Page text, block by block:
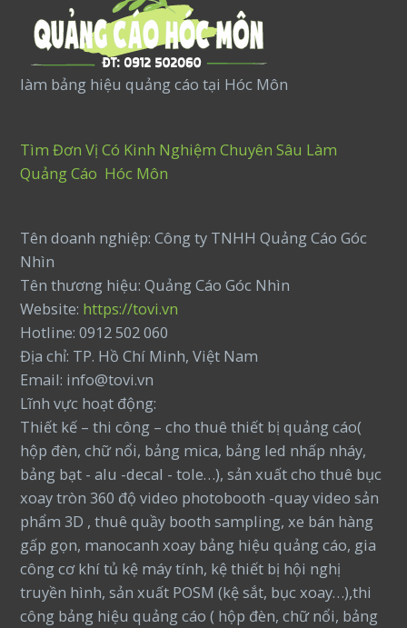
làm bảng hiệu quảng cáo tại Hóc Môn
Tìm Đơn Vị Có Kinh Nghiệm Chuyên Sâu Làm
Quảng Cáo Hóc Môn
Tên doanh nghiệp: Công ty TNHH Quảng Cáo Góc
Nhìn
Tên thương hiệu: Quảng Cáo Góc Nhìn
Website: https://tovi.vn
Hotline: 0912 502 060
Địa chỉ: TP. Hồ Chí Minh, Việt Nam
Email: info@tovi.vn
Lĩnh vực hoạt động:
Thiết kế – thi công – cho thuê thiết bị quảng cáo(
hộp đèn, chữ nổi, bảng mica, bảng led nhấp nháy,
bảng bạt - alu -decal - tole…), sản xuất cho thuê bục
xoay tròn 360 độ video photobooth -quay video sản
phẩm 3D , thuê quầy booth sampling, xe bán hàng
gấp gọn, manocanh xoay bảng hiệu quảng cáo, gia
công cơ khí tủ kệ máy tính, kệ thiết bị hội nghị
truyền hình, sản xuất POSM (kệ sắt, bục xoay…),thi
công bảng hiệu quảng cáo ( hộp đèn, chữ nổi, bảng